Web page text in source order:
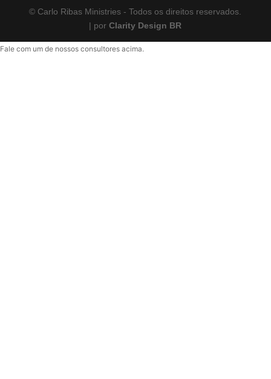
© Carlo Ribas Ministries - Todos os direitos reservados.
| porClarity Design BR
Fale com um de nossos consultores acima.